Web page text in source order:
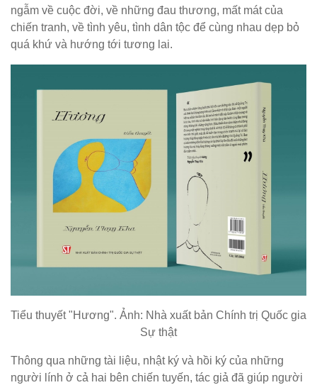
ngẫm về cuộc đời, về những đau thương, mất mát của
chiến tranh, về tình yêu, tình dân tộc để cùng nhau dẹp bỏ
quá khứ và hướng tới tương lai.
Tiểu thuyết "Hương". Ảnh: Nhà xuất bản Chính trị Quốc gia
Sự thật
Thông qua những tài liệu, nhật ký và hồi ký của những
người lính ở cả hai bên chiến tuyến, tác giả đã giúp người